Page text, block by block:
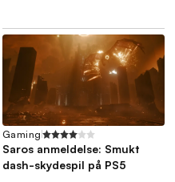
Gaming
Saros anmeldelse: Smukt
dash-skydespil på PS5